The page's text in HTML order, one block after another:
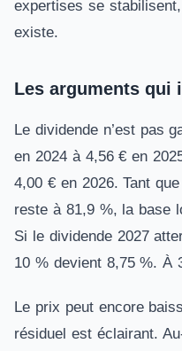
expertises se
existe.
Les arguments qui
Le dividende n’est pas
en 2024 à 4,56 € en
4,00 € en 2026. Tant
reste à 81,9 %, la base
Si le dividende 2027
10 % devient 8,75 %.
Le prix peut encore
résiduel est éclairant.